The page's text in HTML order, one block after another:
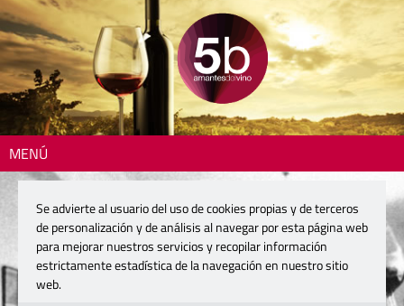
MENÚ
Se advierte al usuario del uso de cookies propias y de terceros
de personalización y de análisis al navegar por esta página web
para mejorar nuestros servicios y recopilar información
estrictamente estadística de la navegación en nuestro sitio
web.